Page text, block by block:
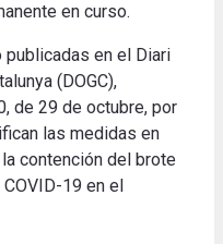
en curso.
publicadas en el Diari
(DOGC),
de 29 de octubre, por
las medidas en
contención del brote
19 en el